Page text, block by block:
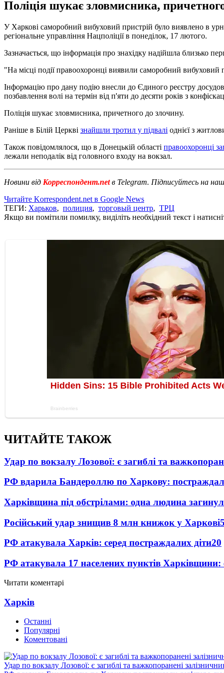
Поліція шукає зловмисника,
У Харкові саморобний вибуховий пристрій було виявлено в
регіональне управління Нацполіції в понеділок, 17 лютого.
Зазначається, що інформація про знахідку надійшла близько
"На місці події правоохоронці виявили саморобний
Інформацію про дану подію внесли до Єдиного реєстру
позбавлення волі на термін від п'яти до десяти років з
Поліція шукає зловмисника, причетного до злочину.
Раніше в Білій Церкві знайшли тротил у підвалі однієї з
Також повідомлялося, що в Донецькій області правоохоронці
лежали неподалік від головного входу на вокзал.
Новини від Корреспондент.netв Telegram. Підписуйтесь на
Читайте Korrespondent.net в Google News
ТЕГИ: Харьков, полиция, торговый центр, ТРЦ
Якщо ви помітили помилку, виділіть необхідний текст і
ЧИТАЙТЕ ТАКОЖ
Удар по вокзалу Лозової: є загиблі та
РФ вдарила Бандероллю по Харкову:
Харківщина під обстрілами: одна людина
Російський удар знищив 8 млн книжок у Харкові
РФ атакувала Харків: серед постраждалих діти20
РФ атакувала 17 населених пунктів Харківщини:
Читати коментарі
Харків
Останні
Популярні
Коментовані
Удар по вокзалу Лозової: є загиблі та важкопоранені